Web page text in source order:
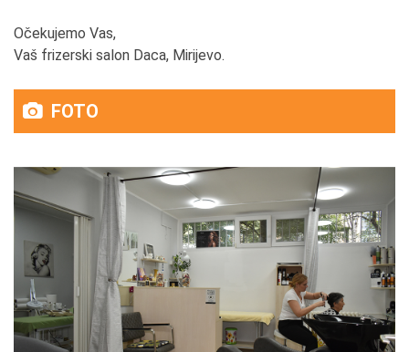
Očekujemo Vas,
Vaš frizerski salon Daca, Mirijevo.
FOTO